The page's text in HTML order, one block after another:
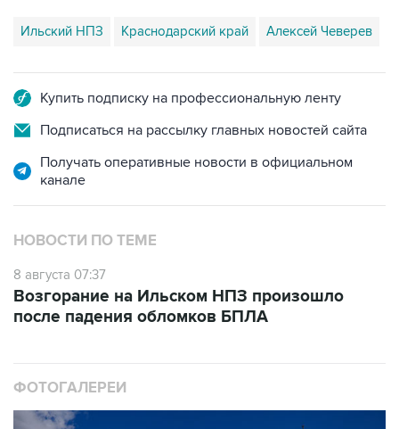
Ильский НПЗ Краснодарский край Алексей Чеверев
Купить подписку на профессиональную ленту
Подписаться на рассылку главных новостей сайта
Получать оперативные новости в официальном
канале
НОВОСТИ ПО ТЕМЕ
8 августа 07:37
Возгорание на Ильском НПЗ произошло
после падения обломков БПЛА
ФОТОГАЛЕРЕИ